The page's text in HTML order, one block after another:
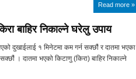
Read more »
बाहिर निकाल्ने घरेलु उपाय
दुखाईलाई १ मिनेटमा कम गर्न सक्छौं र दातमा भएका
। दातमा भएको किटाणु (किरा) बाहिर निकाल्ने